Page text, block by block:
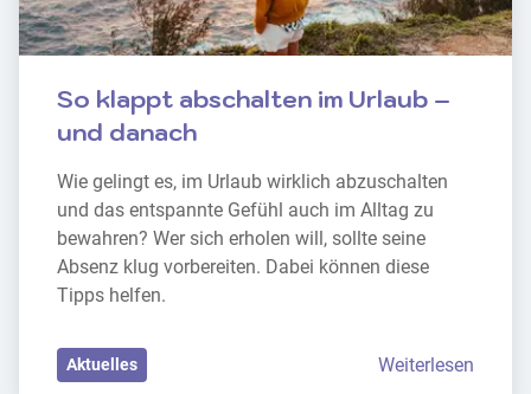
So klappt abschalten im Urlaub –
und danach
Wie gelingt es, im Urlaub wirklich abzuschalten
und das entspannte Gefühl auch im Alltag zu
bewahren? Wer sich erholen will, sollte seine
Absenz klug vorbereiten. Dabei können diese
Tipps helfen.
Aktuelles Weiterlesen